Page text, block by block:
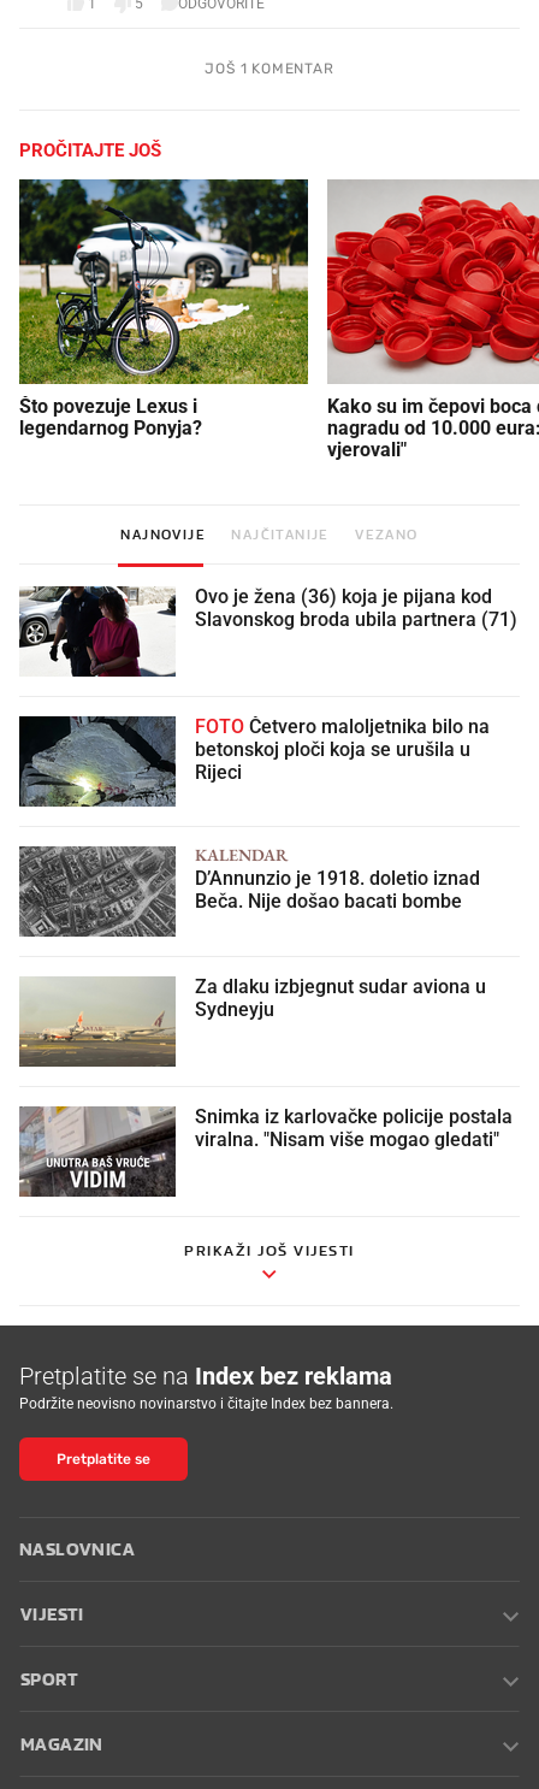
1 5 ODGOVORITE
JOŠ 1 KOMENTAR
PROČITAJTE JOŠ
Što povezuje Lexus i
legendarnog Ponyja?
Kako su im čepovi boca
nagradu od 10.000
vjerovali"
NAJNOVIJE NAJČITANIJE VEZANO
Ovo je žena (36) koja je pijana kod
Slavonskog broda ubila partnera (71)
FOTO
betonskoj ploči koja se urušila u
Rijeci
KALENDAR
D’Annunzio je 1918. doletio iznad
Beča. Nije došao bacati bombe
Za dlaku izbjegnut sudar aviona u
Sydneyju
Snimka iz karlovačke policije postala
viralna. "Nisam više mogao gledati"
PRIKAŽI JOŠ VIJESTI
Pretplatite se na Index bez reklama
Podržite neovisno novinarstvo i čitajte Index bez bannera.
Pretplatite se
NASLOVNICA
VIJESTI
SPORT
MAGAZIN